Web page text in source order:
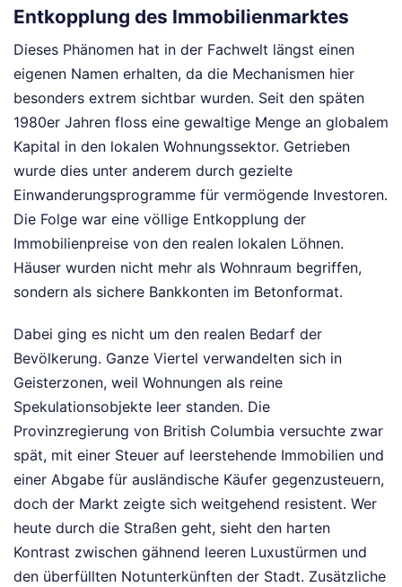
Entkopplung des Immobilienmarktes
Dieses Phänomen hat in der Fachwelt längst einen
eigenen Namen erhalten, da die Mechanismen hier
besonders extrem sichtbar wurden. Seit den späten
1980er Jahren floss eine gewaltige Menge an globalem
Kapital in den lokalen Wohnungssektor. Getrieben
wurde dies unter anderem durch gezielte
Einwanderungsprogramme für vermögende Investoren.
Die Folge war eine völlige Entkopplung der
Immobilienpreise von den realen lokalen Löhnen.
Häuser wurden nicht mehr als Wohnraum begriffen,
sondern als sichere Bankkonten im Betonformat.
Dabei ging es nicht um den realen Bedarf der
Bevölkerung. Ganze Viertel verwandelten sich in
Geisterzonen, weil Wohnungen als reine
Spekulationsobjekte leer standen. Die
Provinzregierung von British Columbia versuchte zwar
spät, mit einer Steuer auf leerstehende Immobilien und
einer Abgabe für ausländische Käufer gegenzusteuern,
doch der Markt zeigte sich weitgehend resistent. Wer
heute durch die Straßen geht, sieht den harten
Kontrast zwischen gähnend leeren Luxustürmen und
den überfüllten Notunterkünften der Stadt. Zusätzliche